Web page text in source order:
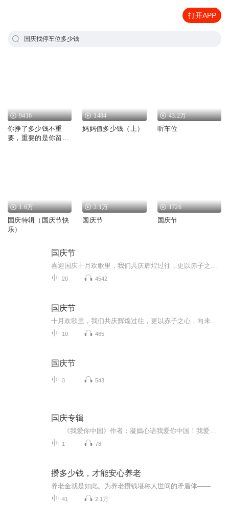
打开APP
国庆找停车位多少钱
9416
你挣了多少钱不重
要，重要的是你留下
1484
妈妈值多少钱（上）
43.2万
听车位
1.6万
国庆特辑（国庆节快
乐）
2.1万
国庆节
1726
国庆节
国庆节
20 4542
国庆节
10 465
国庆节
3 543
国庆专辑
1 78
攒多少钱，才能安心养老
41 2.1万